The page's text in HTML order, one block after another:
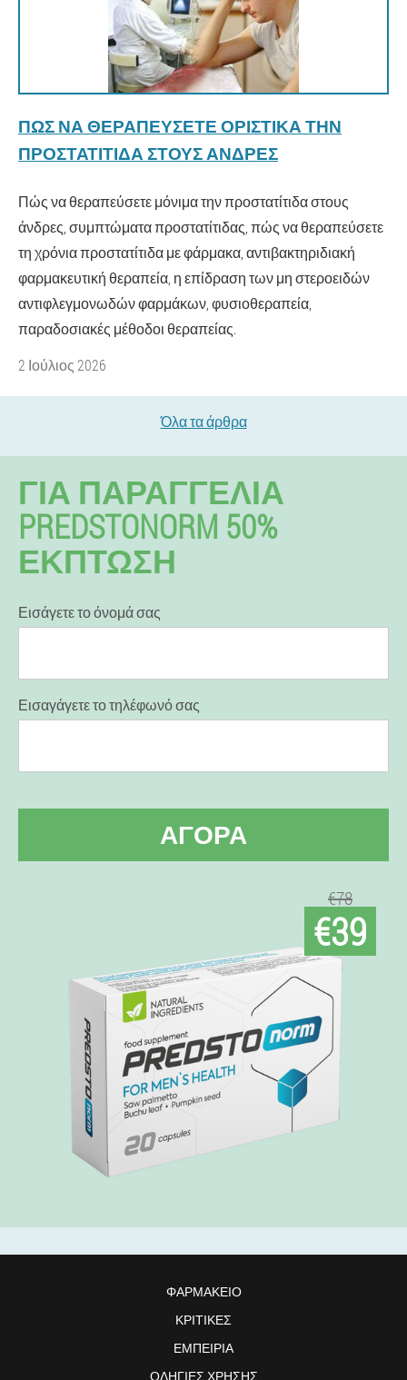
ΠΏΣ ΝΑ ΘΕΡΑΠΕΎΣΕΤΕ ΟΡΙΣΤΙΚΆ ΤΗΝ
ΠΡΟΣΤΑΤΊΤΙΔΑ ΣΤΟΥΣ ΆΝΔΡΕΣ
Πώς να θεραπεύσετε μόνιμα την προστατίτιδα στους
άνδρες, συμπτώματα προστατίτιδας, πώς να θεραπεύσετε
τη χρόνια προστατίτιδα με φάρμακα, αντιβακτηριδιακή
φαρμακευτική θεραπεία, η επίδραση των μη στεροειδών
αντιφλεγμονωδών φαρμάκων, φυσιοθεραπεία,
παραδοσιακές μέθοδοι θεραπείας.
2 Ιούλιος 2026
Όλα τα άρθρα
ΓΙΑ ΠΑΡΑΓΓΕΛΊΑ
PREDSTONORM 50%
ΕΚΠΤΩΣΗ
Εισάγετε το όνομά σας
Εισαγάγετε το τηλέφωνό σας
ΑΓΟΡΆ
€78
€39
ΦΑΡΜΑΚΕΊΟ
ΚΡΙΤΙΚΈΣ
ΕΜΠΕΙΡΊΑ
ΟΔΗΓΊΕΣ ΧΡΉΣΗΣ